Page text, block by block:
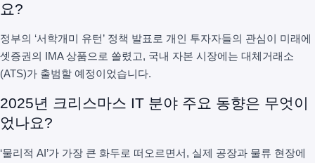
요?
정부의 ‘서학개미 유턴’ 정책 발표로 개인 투자자들의 관심이 미래에
셋증권의 IMA 상품으로 쏠렸고, 국내 자본 시장에는 대체거래소
(ATS)가 출범할 예정이었습니다.
2025년 크리스마스 IT 분야 주요 동향은 무엇이
었나요?
‘물리적 AI’가 가장 큰 화두로 떠오르면서, 실제 공장과 물류 현장에